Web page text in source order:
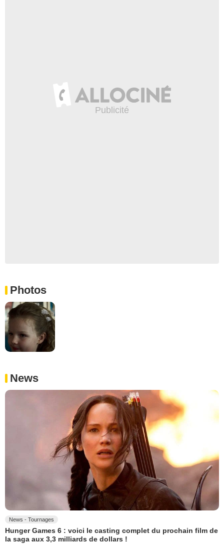
Photos
News
News - Tournages
Hunger Games 6 : voici le casting complet du prochain film de
la saga aux 3,3 milliards de dollars !